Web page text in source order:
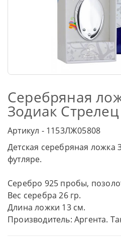
Серебряная
Зодиак Стрелец
Артикул - 1153ЛЖ05808
Детская серебряная ложка
футляре.
Серебро 925 пробы,
Вес серебра 26 гр.
Длина ложки 13 см.
Производитель: Аргента.